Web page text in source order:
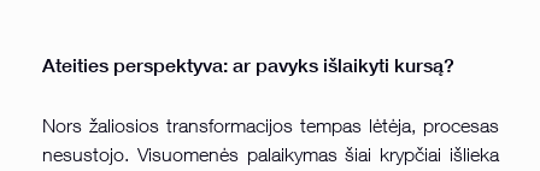
Ateities perspektyva: ar pavyks išlaikyti kursą?
Nors žaliosios transformacijos tempas lėtėja, procesas
nesustojo. Visuomenės palaikymas šiai krypčiai išlieka